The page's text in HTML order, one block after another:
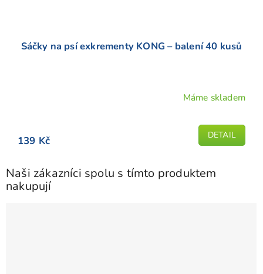
Sáčky na psí exkrementy KONG – balení 40 kusů
Máme skladem
139 Kč DETAIL
Naši zákazníci spolu s tímto produktem
nakupují